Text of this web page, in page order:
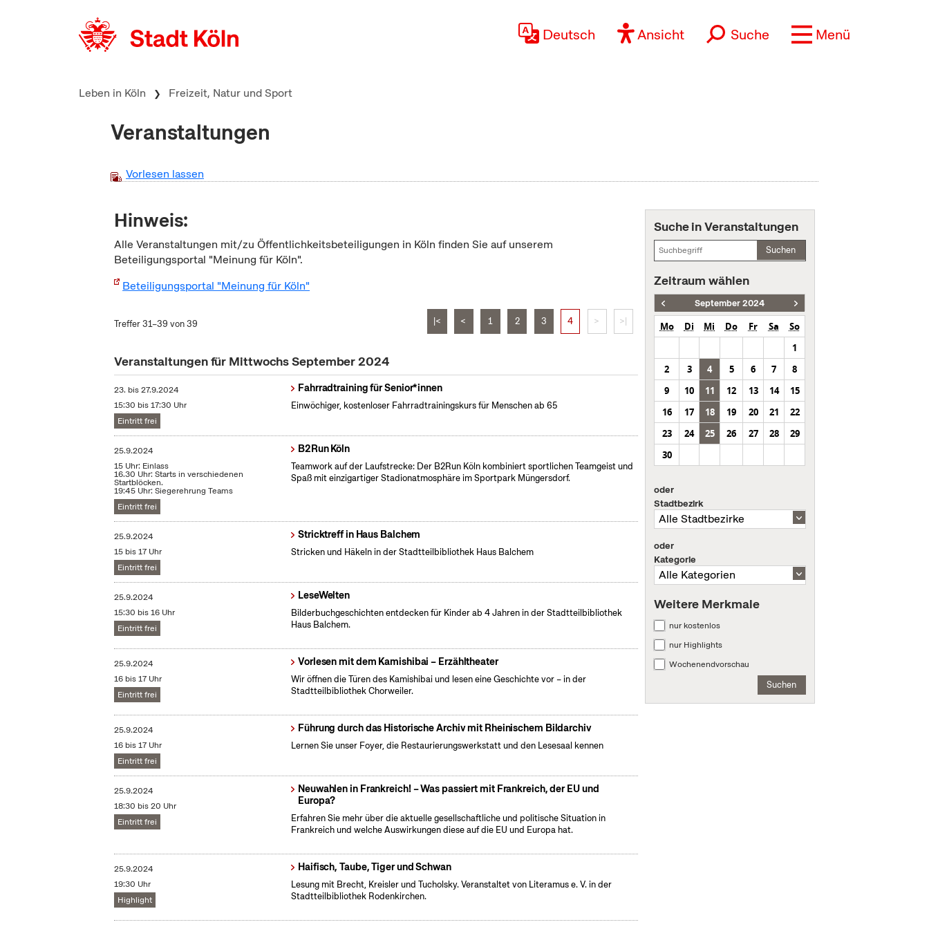
Deutsch Ansicht Suche Menü
Leben in Köln Freizeit, Natur und Sport
Veranstaltungen
Vorlesen lassen
Hinweis:
Alle Veranstaltungen mit/zu Öffentlichkeitsbeteiligungen in Köln finden Sie auf unserem
Beteiligungsportal "Meinung für Köln".
Beteiligungsportal "Meinung für Köln"
Treffer 31–39 von 39 |< < 1 2 3 4 > >|
Veranstaltungen für Mittwochs September 2024
23. bis27.9.2024
15:30 bis 17:30 Uhr
Eintritt frei
Fahrradtraining für Senior*innen
Einwöchiger, kostenloser Fahrradtrainingskurs für Menschen ab 65
25.9.2024
15 Uhr: Einlass
16.30 Uhr: Starts in verschiedenen
Startblöcken.
19:45 Uhr: Siegerehrung Teams
Eintritt frei
B2Run Köln
Teamwork auf der Laufstrecke: Der B2Run Köln kombiniert sportlichen Teamgeist und
Spaß mit einzigartiger Stadionatmosphäre im Sportpark Müngersdorf.
25.9.2024
15 bis 17 Uhr
Eintritt frei
Stricktreff in Haus Balchem
Stricken und Häkeln in der Stadtteilbibliothek Haus Balchem
25.9.2024
15:30 bis 16 Uhr
Eintritt frei
LeseWelten
Bilderbuchgeschichten entdecken für Kinder ab 4 Jahren in der Stadtteilbibliothek
Haus Balchem.
25.9.2024
16 bis 17 Uhr
Eintritt frei
Vorlesen mit dem Kamishibai – Erzähltheater
Wir öffnen die Türen des Kamishibai und lesen eine Geschichte vor – in der
Stadtteilbibliothek Chorweiler.
25.9.2024
16 bis 17 Uhr
Eintritt frei
Führung durch das Historische Archiv mit Rheinischem Bildarchiv
Lernen Sie unser Foyer, die Restaurierungswerkstatt und den Lesesaal kennen
25.9.2024
18:30 bis 20 Uhr
Eintritt frei
Neuwahlen in Frankreich! – Was passiert mit Frankreich, der EU und
Europa?
Erfahren Sie mehr über die aktuelle gesellschaftliche und politische Situation in
Frankreich und welche Auswirkungen diese auf die EU und Europa hat.
25.9.2024
19:30 Uhr
Highlight
Haifisch, Taube, Tiger und Schwan
Lesung mit Brecht, Kreisler und Tucholsky. Veranstaltet von Literamus e. V. in der
Stadtteilbibliothek Rodenkirchen.
Suche in Veranstaltungen
Suchen
Zeitraum wählen
September 2024
Mo Di Mi Do Fr Sa
So
1
2
3 4 5 6 7
8
9
10 11 12 13 14
15
16
17 18 19 20 21
22
23
24 25 26 27 28
29
30
oder
Stadtbezirk
oder
Kategorie
Weitere Merkmale
nur kostenlos
nur Highlights
Wochenendvorschau
Suchen